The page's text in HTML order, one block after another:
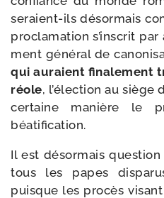
seraient-​ils désor­mais
pro­cla­ma­tion s’ins­crit
ment géné­ral de
qui auraient fina­le­ment
réole, l’é­lec­tion au siège
cer­taine manière le
béatification.
Il est désor­mais
tous les papes
puisque les pro­cès